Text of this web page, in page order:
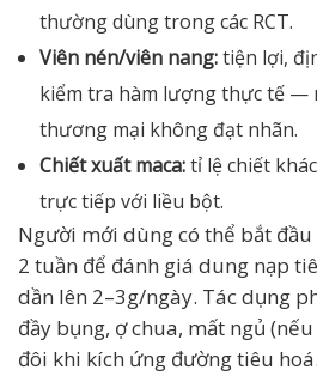
thường dùng trong các RCT.
Viên nén/viên nang:tiện lợi,
kiểm tra hàm lượng thực tế —
thương mại không đạt nhãn.
Chiết xuất maca:tỉ lệ chiết
trực tiếp với liều bột.
Người mới dùng có thể bắt
2 tuần để đánh giá dung nạp
dần lên 2–3g/ngày. Tác dụng
đầy bụng, ợ chua, mất ngủ
đôi khi kích ứng đường tiêu hoá.